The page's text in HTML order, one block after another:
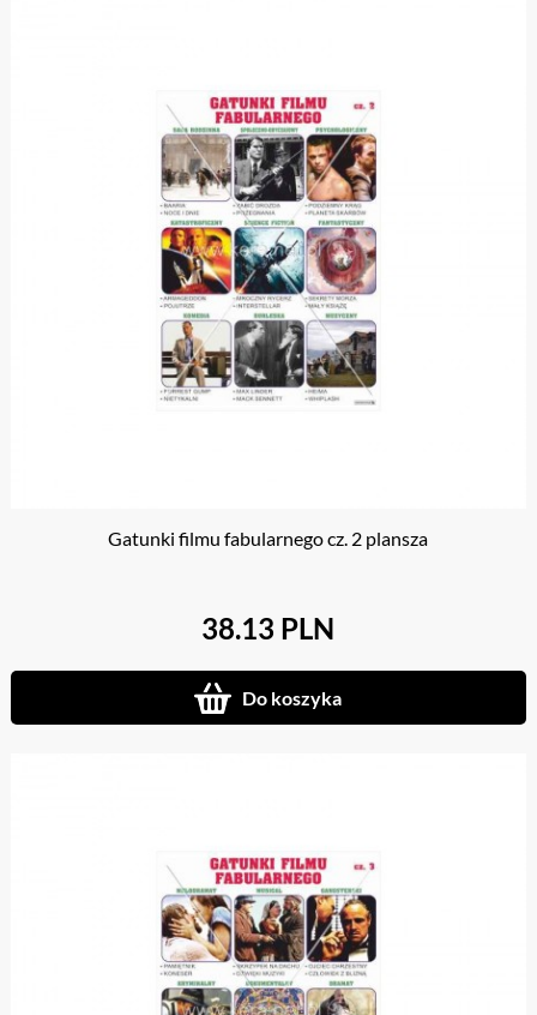
Gatunki filmu fabularnego cz. 2 plansza
38.13 PLN
Do koszyka